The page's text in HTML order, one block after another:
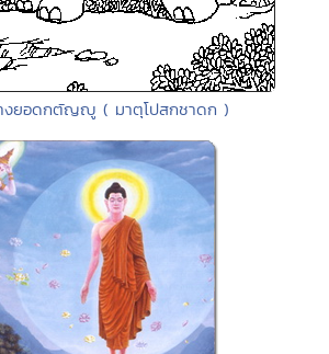
งยอดกตัญญู ( มาตุโปสกชาดก )